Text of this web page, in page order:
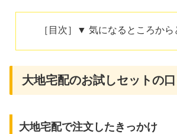
［目次］▼ 気になるところから
大地宅配のお試しセットの口
大地宅配で注文したきっかけ